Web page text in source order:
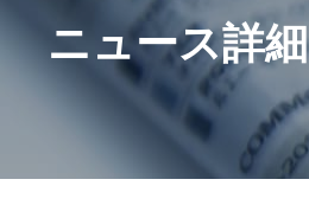
ニュース詳細